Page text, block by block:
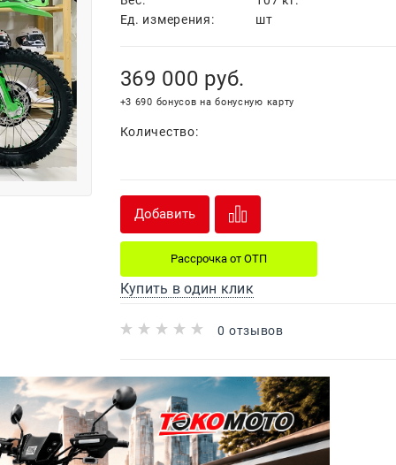
Ед. измерения:
шт
369 000 руб.
+3 690 бонусов на бонусную карту
Количество:
Добавить
Купить в один клик
Рассрочка от ОТП
0 отзывов